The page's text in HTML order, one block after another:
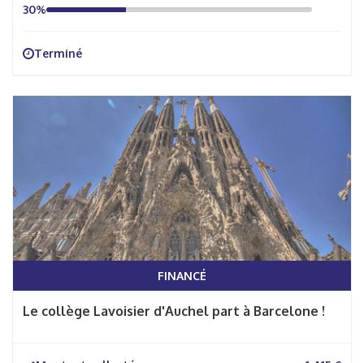
30%
Terminé
FINANCÉ
Le collège Lavoisier d'Auchel part à Barcelone !